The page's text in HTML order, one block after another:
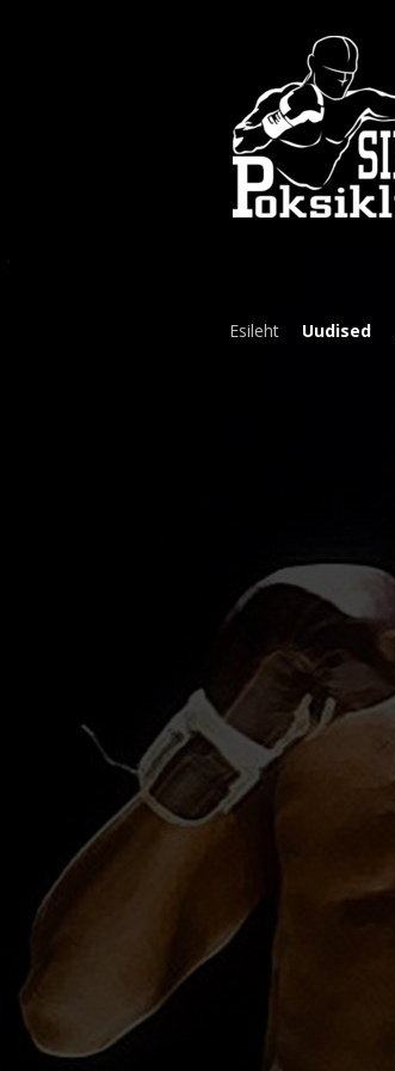
Esileht Uudised